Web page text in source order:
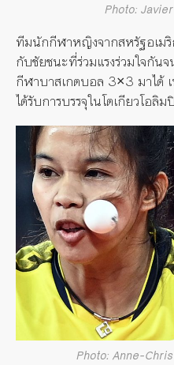
Photo:
ทีมนักกีฬาหญิงจากสหรัฐอเม
กับชัยชนะที่ร่วมแรงร่วมใจกัน
กีฬาบาสเกตบอล 3×3 มาได้
ได้รับการบรรจุในโตเกียวโอลิ
Photo: Anne-